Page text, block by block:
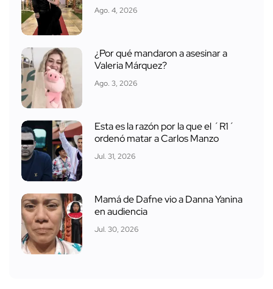
Ago. 4, 2026
¿Por qué mandaron a asesinar a
Valeria Márquez?
Ago. 3, 2026
Esta es la razón por la que el ´R1´
ordenó matar a Carlos Manzo
Jul. 31, 2026
Mamá de Dafne vio a Danna Yanina
en audiencia
Jul. 30, 2026